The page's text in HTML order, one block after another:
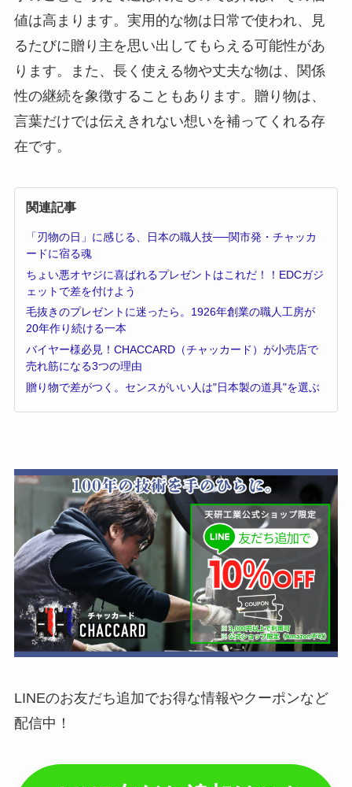
値は高まります。実用的な物は日常で使われ、見
るたびに贈り主を思い出してもらえる可能性があ
ります。また、長く使える物や丈夫な物は、関係
性の継続を象徴することもあります。贈り物は、
言葉だけでは伝えきれない想いを補ってくれる存
在です。
関連記事
「刃物の日」に感じる、日本の職人技──関市発・チャッカ
ードに宿る魂
ちょい悪オヤジに喜ばれるプレゼントはこれだ！！EDCガジ
ェットで差を付けよう
毛抜きのプレゼントに迷ったら。1926年創業の職人工房が
20年作り続ける一本
バイヤー様必見！CHACCARD（チャッカード）が小売店で
売れ筋になる3つの理由
贈り物で差がつく。センスがいい人は"日本製の道具"を選ぶ
LINEのお友だち追加でお得な情報やクーポンなど
配信中！